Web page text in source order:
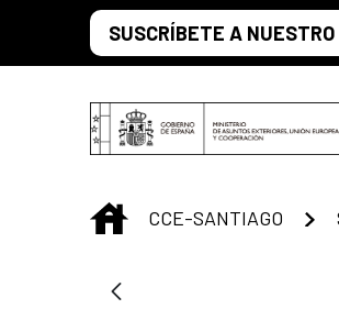
Saltar al contenido principal
SUSCRÍBETE A
INICIO
CCE-SANTIAGO